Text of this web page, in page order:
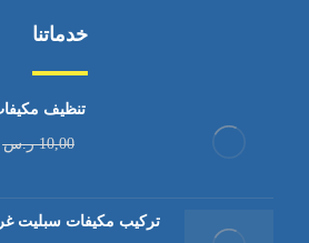
خدماتنا
تنظيف
10,00 ر.س
تركيب مكيفات سبليت غرب